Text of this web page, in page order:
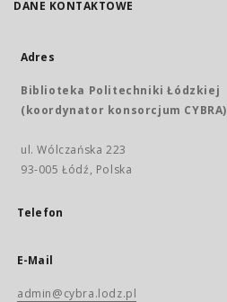
DANE KONTAKTOWE
Adres
Biblioteka Politechniki Łódzkiej
(koordynator konsorcjum CYBRA)
ul. Wólczańska 223
93-005 Łódź, Polska
Telefon
E-Mail
admin@cybra.lodz.pl